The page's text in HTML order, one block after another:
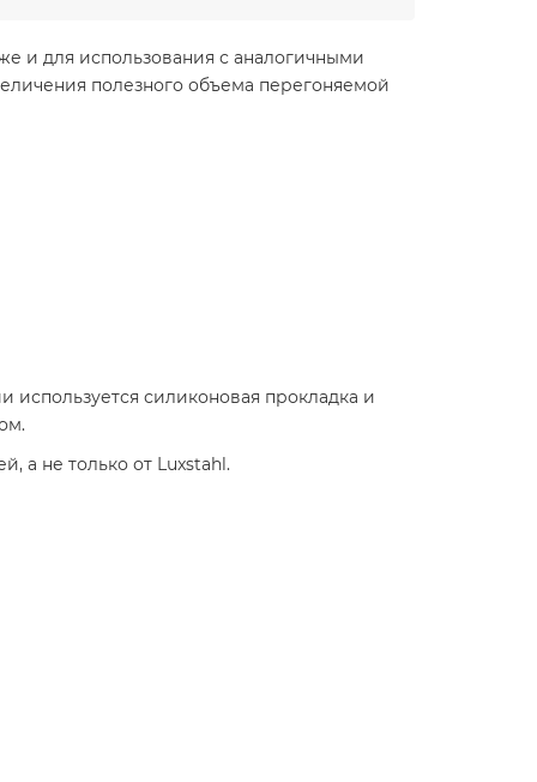
и для использования с аналогичными
полезного объема перегоняемой
силиконовая прокладка и
а не только от Luxstahl.